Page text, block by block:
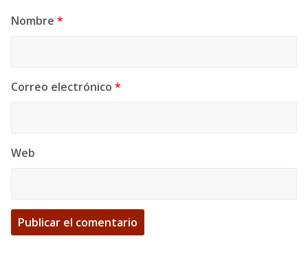
Nombre *
Correo electrónico *
Web